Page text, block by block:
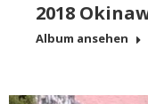
2018
Album ansehen